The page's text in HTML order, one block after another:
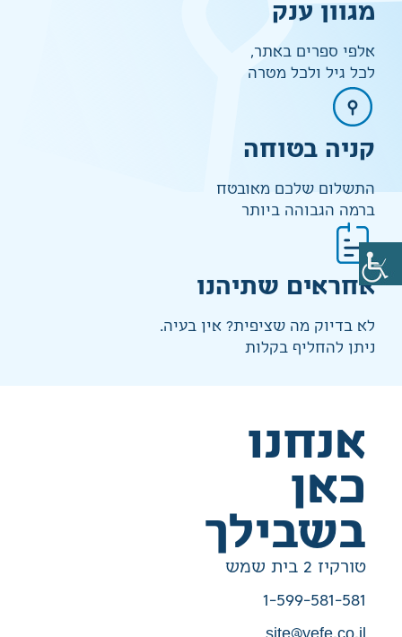
מגוון ענק
אלפי ספרים באתר,
לכל גיל ולכל מטרה
קניה בטוחה
התשלום שלכם מאובטח
ברמה הגבוהה ביותר
אחראים שתיהנו
לא בדיוק מה שציפית? אין בעיה.
ניתן להחליף בקלות
אנחנו
כאן
בשבילך
טורקיז 2 בית שמש
1-599-581-581